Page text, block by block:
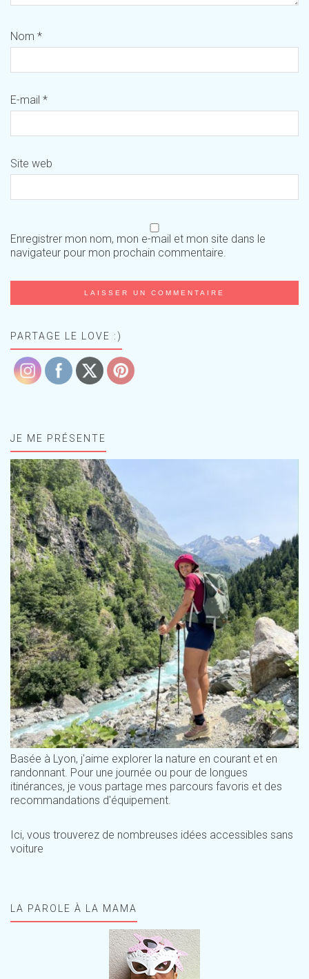
Nom *
E-mail *
Site web
Enregistrer mon nom, mon e-mail et mon site dans le
navigateur pour mon prochain commentaire.
PARTAGE LE LOVE :)
JE ME PRÉSENTE
Basée à Lyon, j'aime explorer la nature en courant et en
randonnant. Pour une journée ou pour de longues
itinérances, je vous partage mes parcours favoris et des
recommandations d'équipement.
Ici, vous trouverez de nombreuses idées accessibles sans
voiture
LA PAROLE À LA MAMA